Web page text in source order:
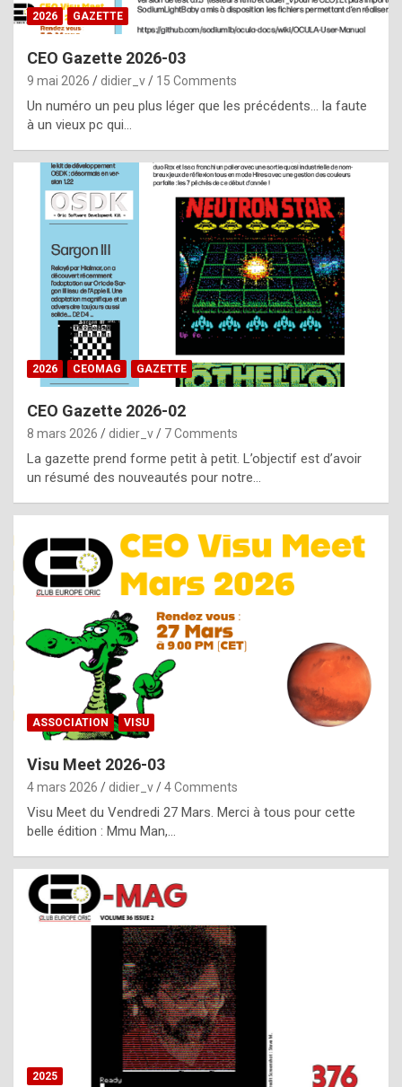
s
i
e
f
o
m
m
a
y
b
e
b
y
g
e
n
u
i
n
e
R
o
p
l
c
h
i
s
t
o
r
2026 GAZETTE
CEO Gazette 2026-03
9 mai 2026 didier_v 15 Comments
Un numéro un peu plus léger que les précédents… la faute
à un vieux pc qui…
2026 CEOMAG GAZETTE
CEO Gazette 2026-02
8 mars 2026 didier_v 7 Comments
La gazette prend forme petit à petit. L’objectif est d’avoir
un résumé des nouveautés pour notre…
ASSOCIATION VISU
Visu Meet 2026-03
4 mars 2026 didier_v 4 Comments
Visu Meet du Vendredi 27 Mars. Merci à tous pour cette
belle édition : Mmu Man,…
2025